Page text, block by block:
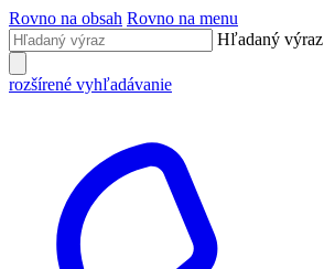
Rovno na obsah Rovno na menu
Hľadaný výraz
rozšírené vyhľadávanie